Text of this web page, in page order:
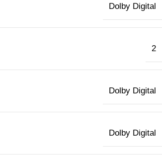
Dolby Digital
2
Dolby Digital
Dolby Digital